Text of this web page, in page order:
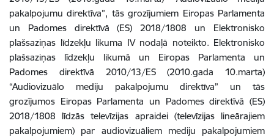
pakalpojumu direktīva”, tās grozījumiem Eiropas Parlamenta
un Padomes direktīvā (ES) 2018/1808 un Elektronisko
plašsaziņas līdzekļu likuma IV nodaļā noteikto. Elektronisko
plašsaziņas līdzekļu likumā un Eiropas Parlamenta un
Padomes direktīvā 2010/13/ES (2010.gada 10.marta)
“Audiovizuālo mediju pakalpojumu direktīva” un tās
grozījumos Eiropas Parlamenta un Padomes direktīvā (ES)
2018/1808 līdzās televīzijas apraidei (televīzijas lineārajiem
pakalpojumiem) par audiovizuāliem mediju pakalpojumiem